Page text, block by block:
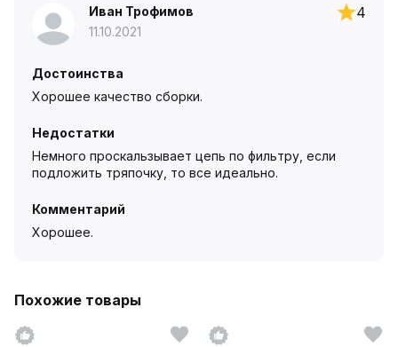
Иван Трофимов
11.10.2021
4
Достоинства
Хорошее качество сборки.
Недостатки
Немного проскальзывает цепь по фильтру, если
подложить тряпочку, то все идеально.
Комментарий
Хорошее.
Похожие товары